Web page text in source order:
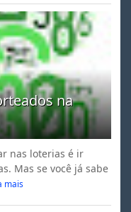
na
nas loterias é ir
Mas se você já sabe
mais